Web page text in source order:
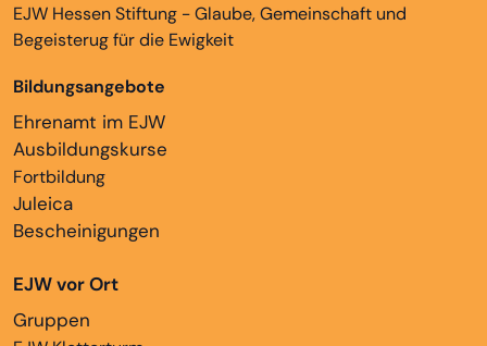
EJW Hessen Stiftung - Glaube, Gemeinschaft und
Begeisterug für die Ewigkeit
Bildungsangebote
Ehrenamt im EJW
Ausbildungskurse
Fortbildung
Juleica
Bescheinigungen
EJW vor Ort
Gruppen